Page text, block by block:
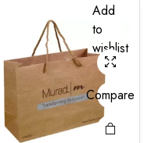
Add
to
wishlist
Compare